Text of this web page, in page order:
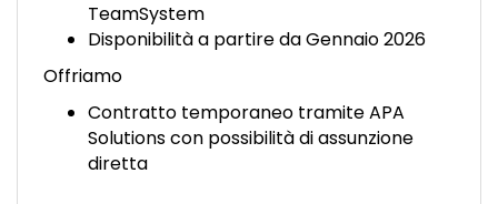
TeamSystem
Disponibilità a partire da Gennaio 2026
Offriamo
Contratto temporaneo tramite APA
Solutions con possibilità di assunzione
diretta